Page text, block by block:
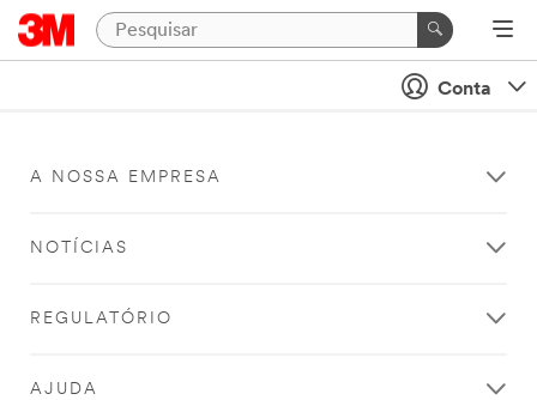
Conta
A NOSSA EMPRESA
NOTÍCIAS
REGULATÓRIO
AJUDA